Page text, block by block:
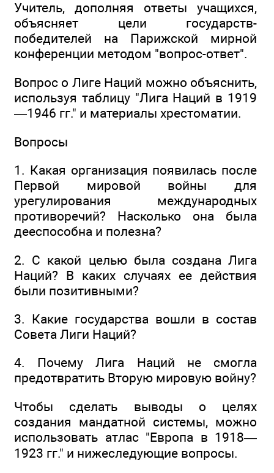
Учитель, дополняя ответы учащихся,
объясняет цели государств-
победителей на Парижской мирной
конференции методом "вопрос-ответ".
Вопрос о Лиге Наций можно объяснить,
используя таблицу "Лига Наций в 1919
—1946 гг." и материалы хрестоматии.
Вопросы
1. Какая организация появилась после
Первой мировой войны для
урегулирования международных
противоречий? Насколько она была
дееспособна и полезна?
2. С какой целью была создана Лига
Наций? В каких случаях ее действия
были позитивными?
3. Какие государства вошли в состав
Совета Лиги Наций?
4. Почему Лига Наций не смогла
предотвратить Вторую мировую войну?
Чтобы сделать выводы о целях
создания мандатной системы, можно
использовать атлас "Европа в 1918—
1923 гг." и нижеследующие вопросы.